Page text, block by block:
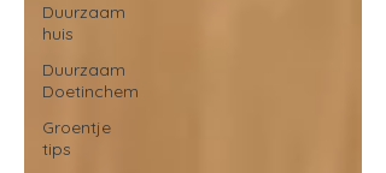
Duurzaam
huis
Duurzaam
Doetinchem
Groentje
tips